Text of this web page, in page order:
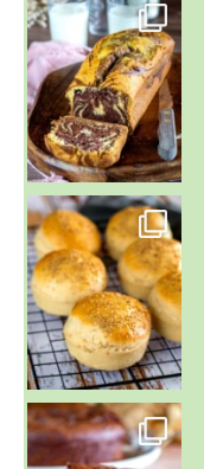
~ BUNS MAISON ~
Un peu de boulange par ici au
~ GÂTEAU FONDANT CHOCO NOISETTE ~
C'est lundi